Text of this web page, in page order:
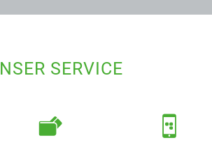
SERVICE